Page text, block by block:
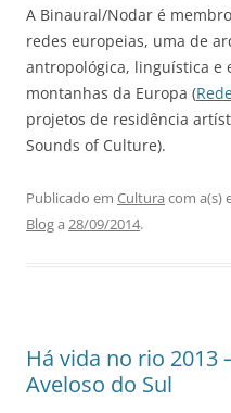
A Binaural/Nodar é
redes europeias, uma de
antropológica, linguística e
montanhas da Europa (
projetos de residência
Sounds of Culture).
Publicado em Cultura com a(s)
Bloga 28/09/2014.
Há vida no rio 2013
Aveloso do Sul